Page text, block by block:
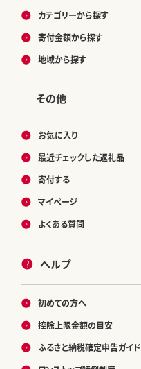
カテゴリーから探す
寄付金額から探す
地域から探す
その他
お気に入り
最近チェックした返礼品
寄付する
マイページ
よくある質問
ヘルプ
初めての方へ
控除上限金額の目安
ふるさと納税確定申告ガイド